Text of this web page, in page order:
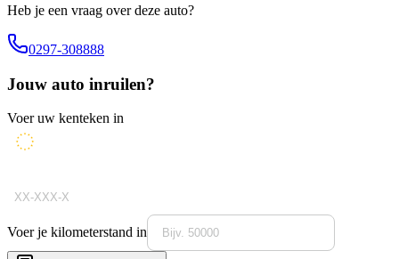
Heb je een vraag over deze auto?
0297-308888
Jouw auto inruilen?
Voer uw kenteken in
Voer je kilometerstand in